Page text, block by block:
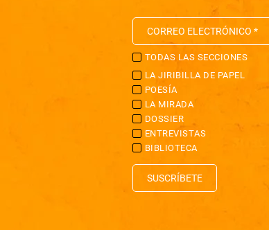
TODAS LAS SECCIONES
LA JIRIBILLA DE PAPEL
POESÍA
LA MIRADA
DOSSIER
ENTREVISTAS
BIBLIOTECA
SUSCRÍBETE